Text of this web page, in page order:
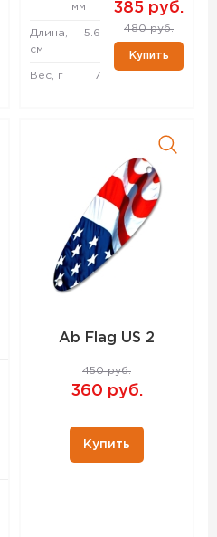
мм
Длина,
см
5.6
Вес, г 7
385 руб.
480 руб.
Купить
Ab Flag US 2
450 руб.
360 руб.
Купить